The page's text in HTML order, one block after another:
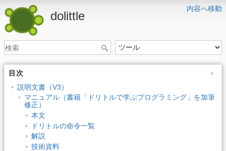
内容へ移動
dolittle
目次
説明文書（V3）
マニュアル（書籍「ドリトルで学ぶプログラミング」を加筆
修正）
本文
ドリトルの命令一覧
解説
技術資料